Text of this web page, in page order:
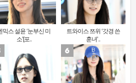
믹스 설윤 ‘눈부신 미
소’[포..
트와이스 쯔위 ‘갓경 쓴
훈녀’..